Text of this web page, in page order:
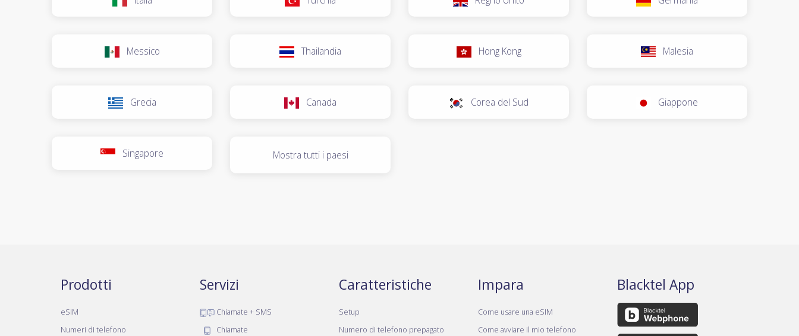
Messico Thailandia Hong Kong Malesia
Grecia Canada Corea del Sud Giappone
Singapore Mostra tutti i paesi
Prodotti
eSIM
Numeri di telefono
Servizi
Chiamate + SMS
Chiamate
Caratteristiche
Setup
Numero di telefono prepagato
Impara
Come usare una eSIM
Come avviare il mio telefono
Blacktel App